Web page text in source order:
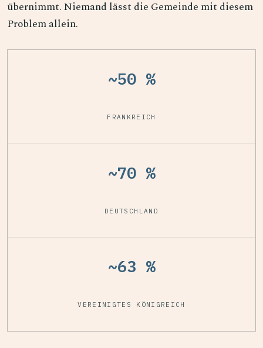
übernimmt. Niemand lässt die Gemeinde mit diesem
Problem allein.
~50 %
FRANKREICH
~70 %
DEUTSCHLAND
~63 %
VEREINIGTES KÖNIGREICH